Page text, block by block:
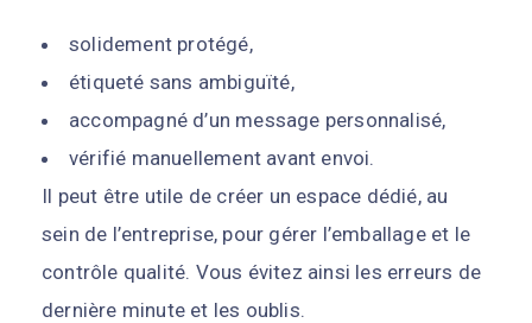
solidement protégé,
étiqueté sans ambiguïté,
accompagné d’un message personnalisé,
vérifié manuellement avant envoi.
Il peut être utile de créer un espace dédié, au
sein de l’entreprise, pour gérer l’emballage et le
contrôle qualité. Vous évitez ainsi les erreurs de
dernière minute et les oublis.